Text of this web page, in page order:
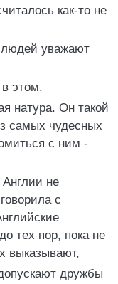
как-то не
уважают
этом.
натура. Он такой
самых чудесных
с ним -
не
с
тех пор, пока не
выказывают,
дружбы